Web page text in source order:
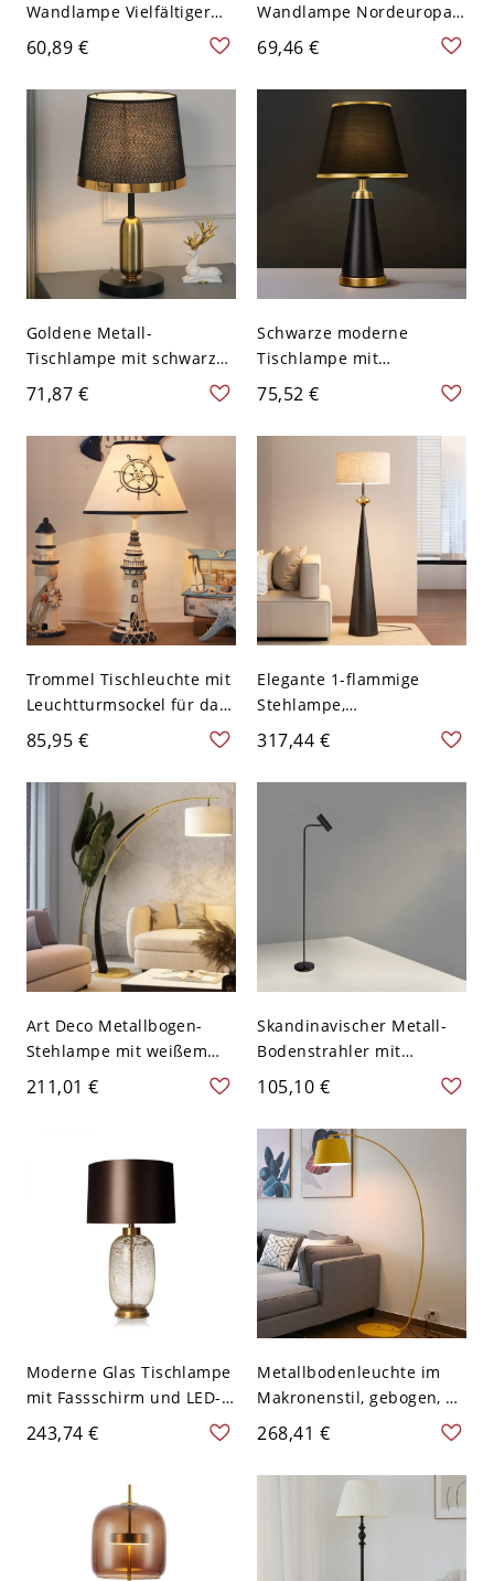
Wandlampe Vielfältiger
Form Glasschirm LED 1-
Kopf Wandleuchte - Weiß
Fass 110V-120V
60,89 €
Wandlampe Nordeuropa
Geometrie Metall Schirm
1-Kopf Wandleuchte -
110V-120V Weiß Fass
69,46 €
Goldene Metall-
Tischlampe mit schwarzer
Fassung und Kippschalter
- 110V-120V Schwarz
Zylinder
71,87 €
Schwarze moderne
Tischlampe mit
Stoffschirm und Stecker-
Stromquelle - Schwarz
110V-120V
75,52 €
Trommel Tischleuchte mit
Leuchtturmsockel für das
Bett - 110V-120V
Dunkelblau
Netzschalterknopf
85,95 €
Elegante 1-flammige
Stehlampe,
cremefarbener Schirm,
traditioneller Stil,
Fußschalter, schwarz,
317,44 €
Art Deco Metallbogen-
Stehlampe mit weißem
Stoffschirm für den
Wohnbereich,
110V-120V
211,01 €
Skandinavischer Metall-
Bodenstrahler mit
Marmorsockel und
Fußschalter in Schwarz -
110V-120V Weißlicht
105,10 €
Moderne Glas Tischlampe
mit Fassschirm und LED-
Glühbirne inklusive -
110V-120V Druck
243,74 €
Metallbodenleuchte im
Makronenstil, gebogen, 1-
Licht Bodenlampe für das
Wohnzimmer - 110V-120V
Gelb
268,41 €